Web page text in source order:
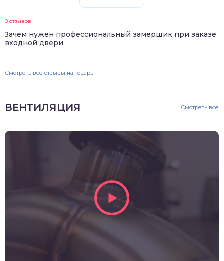
0 отзывов
Зачем нужен профессиональный замерщик при заказе
входной двери
Смотреть все отзывы на товары
ВЕНТИЛЯЦИЯ Смотреть все